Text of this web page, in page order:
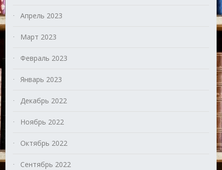
Апрель 2023
Март 2023
Февраль 2023
Январь 2023
Декабрь 2022
Ноябрь 2022
Октябрь 2022
Сентябрь 2022